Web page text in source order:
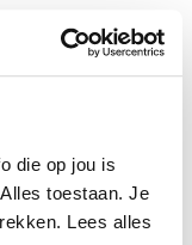
die op jou is
toestaan. Je
Lees alles
op groen